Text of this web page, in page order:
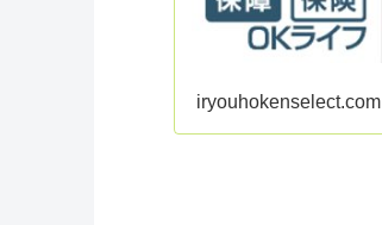
iryouhokenselect.com